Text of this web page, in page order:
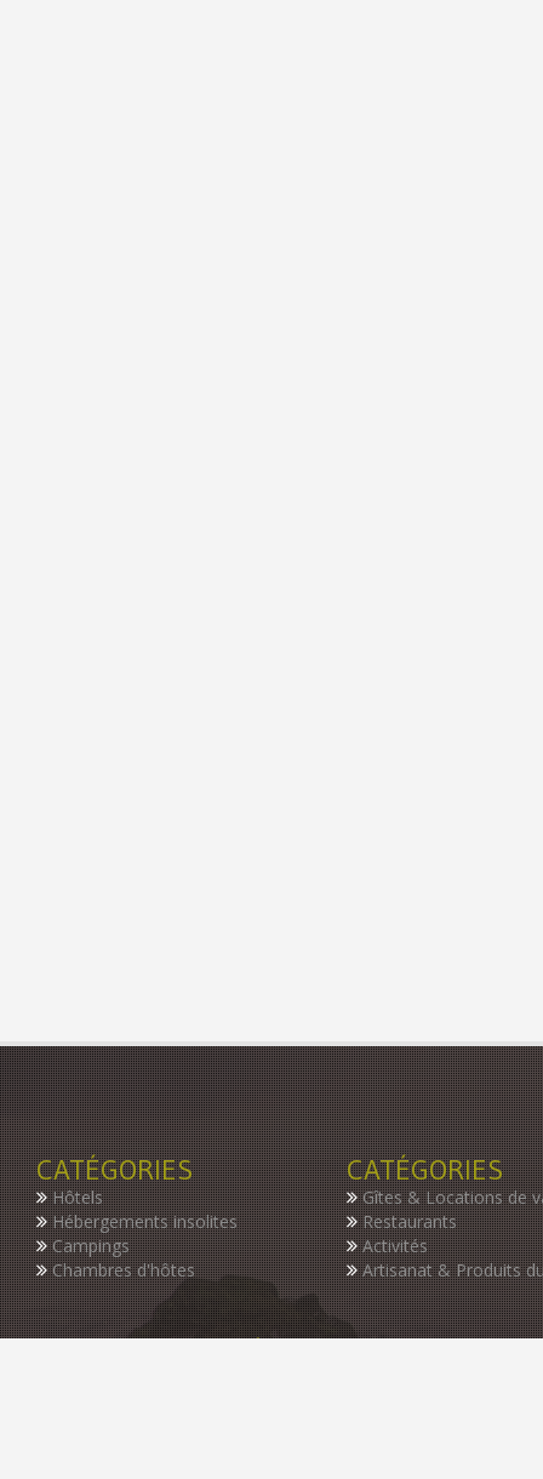
CATÉGORIES
Hôtels
Hébergements insolites
Campings
Chambres d'hôtes
CATÉGORIES
Gîtes & Locations de
Restaurants
Activités
Artisanat & Produits